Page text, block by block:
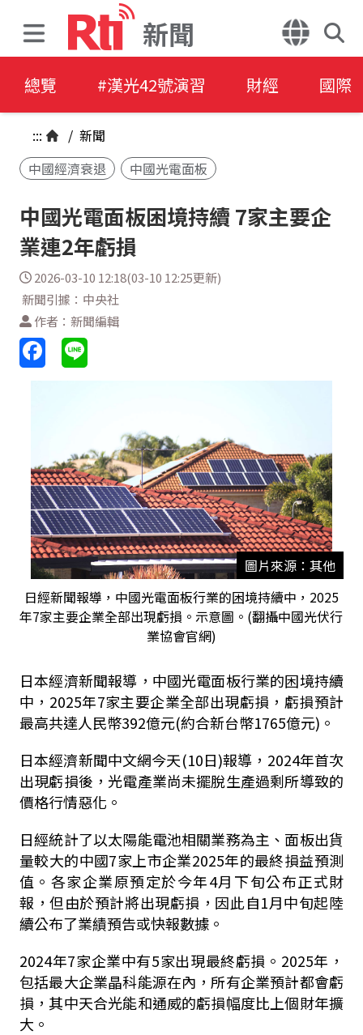
新聞
總覽 #漢光42號演習 財經 國際
::: / 新聞
中國經濟衰退
中國光電面板
中國光電面板困境持續 7家主要企
業連2年虧損
2026-03-10 12:18(03-10 12:25更新)
新聞引據：中央社
作者：新聞編輯
圖片來源：其他
日經新聞報導，中國光電面板行業的困境持續中，2025
年7家主要企業全部出現虧損。示意圖。(翻攝中國光伏行
業協會官網)
日本經濟新聞報導，中國光電面板行業的困境持續
中，2025年7家主要企業全部出現虧損，虧損預計
最高共達人民幣392億元(約合新台幣1765億元)。
日本經濟新聞中文網今天(10日)報導，2024年首次
出現虧損後，光電產業尚未擺脫生產過剩所導致的
價格行情惡化。
日經統計了以太陽能電池相關業務為主、面板出貨
量較大的中國7家上市企業2025年的最終損益預測
值。各家企業原預定於今年4月下旬公布正式財
報，但由於預計將出現虧損，因此自1月中旬起陸
續公布了業績預告或快報數據。
2024年7家企業中有5家出現最終虧損。2025年，
包括最大企業晶科能源在內，所有企業預計都會虧
損，其中天合光能和通威的虧損幅度比上個財年擴
大。